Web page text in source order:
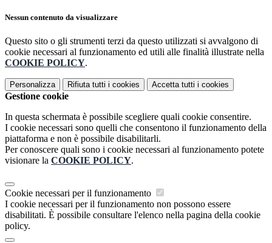
Nessun contenuto da visualizzare
Questo sito o gli strumenti terzi da questo utilizzati si avvalgono di
cookie necessari al funzionamento ed utili alle finalità illustrate nella
COOKIE POLICY.
Personalizza Rifiuta tutti i cookies Accetta tutti i cookies
Gestione cookie
In questa schermata è possibile scegliere quali cookie consentire.
I cookie necessari sono quelli che consentono il funzionamento della
piattaforma e non è possibile disabilitarli.
Per conoscere quali sono i cookie necessari al funzionamento potete
visionare la COOKIE POLICY.
Cookie necessari per il funzionamento
I cookie necessari per il funzionamento non possono essere
disabilitati. È possibile consultare l'elenco nella pagina della cookie
policy.